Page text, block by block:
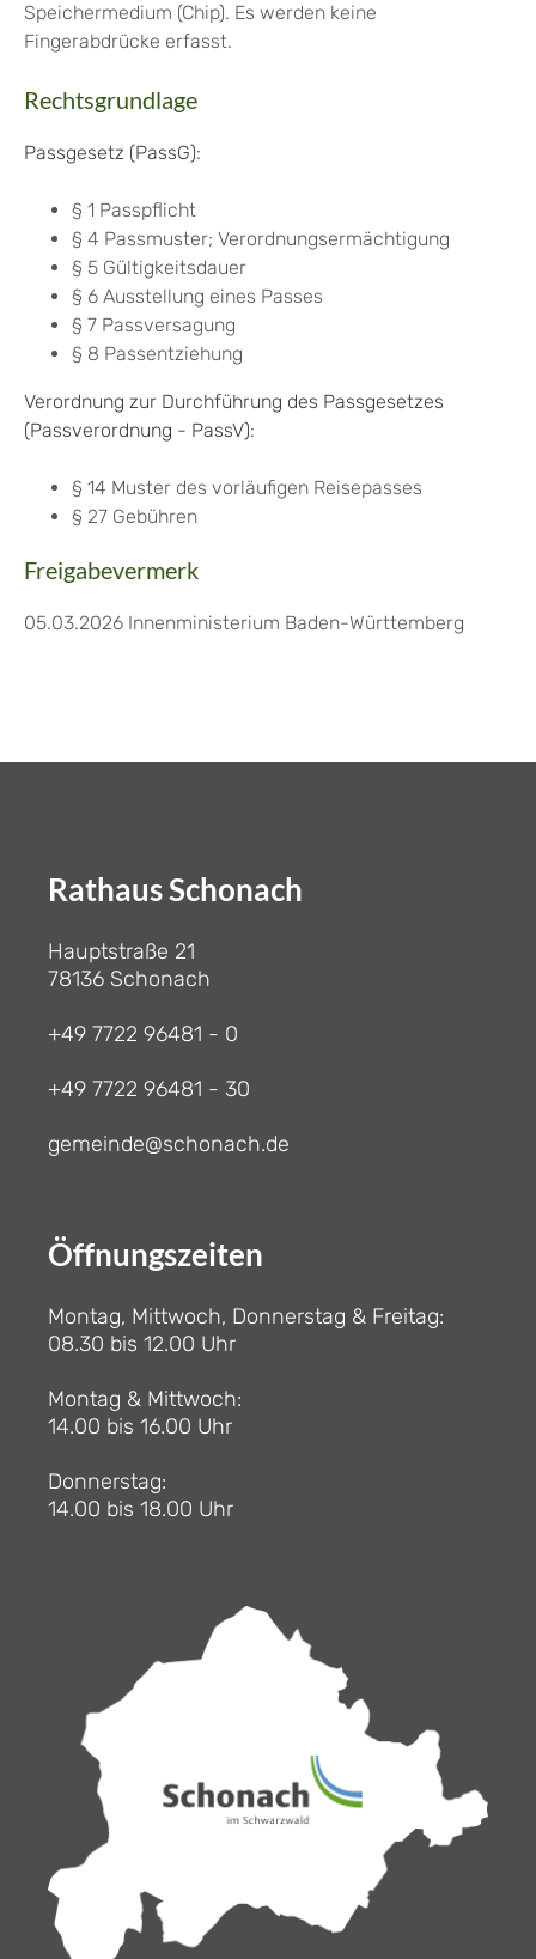
Speichermedium (Chip). Es werden keine
Fingerabdrücke erfasst.
Rechtsgrundlage
Passgesetz (PassG):
§ 1 Passpflicht
§ 4 Passmuster; Verordnungsermächtigung
§ 5 Gültigkeitsdauer
§ 6 Ausstellung eines Passes
§ 7 Passversagung
§ 8 Passentziehung
Verordnung zur Durchführung des Passgesetzes
(Passverordnung - PassV):
§ 14 Muster des vorläufigen Reisepasses
§ 27 Gebühren
Freigabevermerk
05.03.2026 Innenministerium Baden-Württemberg
Rathaus Schonach
Hauptstraße 21
78136 Schonach
+49 7722 96481 - 0
+49 7722 96481 - 30
gemeinde@schonach.de
Öffnungszeiten
Montag, Mittwoch, Donnerstag & Freitag:
08.30 bis 12.00 Uhr
Montag & Mittwoch:
14.00 bis 16.00 Uhr
Donnerstag:
14.00 bis 18.00 Uhr